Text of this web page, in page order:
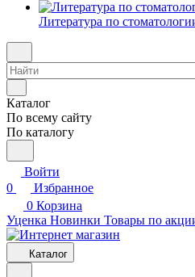
Литература по
Каталог
По всему сайту
По каталогу
Войти
0
Избранное
0 Корзина
Уценка Новинки Товары по
Каталог